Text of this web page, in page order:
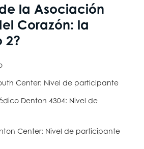
la Asociación
Corazón: la
2?
Center: Nivel de participante
Denton 4304: Nivel de
Center: Nivel de participante